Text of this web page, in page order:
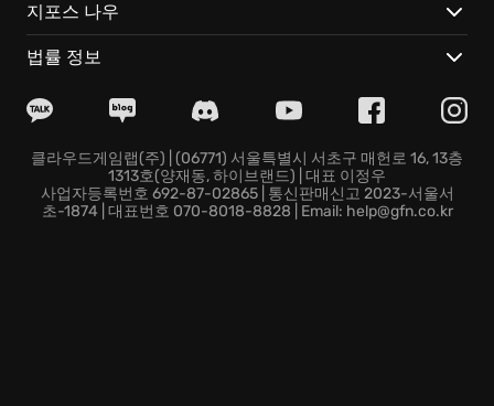
숨 막힐 듯 강렬한 synth-wave 사운드트랙은, 단순한 배
경 음악이 아닌, 당신의 심장을 뛰게 하는 전장의 함성이
잊을 수 없는 강렬한 몰입감을 선사합니다.
과를 창출합니다. 당신의 플레이 스타일에 맞춰 끝없이
조합하고 실험하며, 세상에 단 하나뿐인 궁극의 파괴력을
경험하십시오.인디게임 특유의 자유도와 실험정신이,
지포스 나우
법률 정보
클라우드게임랩(주) | (06771) 서울특별시 서초구 매헌로 16, 13층
1313호(양재동, 하이브랜드) | 대표 이정우
사업자등록번호 692-87-02865 | 통신판매신고 2023-서울서
초-1874 | 대표번호 070-8018-8828 | Email: help@gfn.co.kr